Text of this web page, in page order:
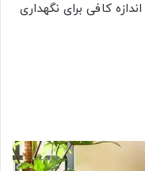
کافی برای نگهداری